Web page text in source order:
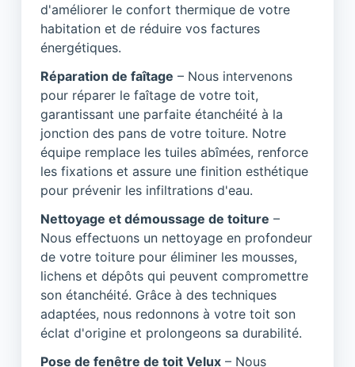
d'améliorer le confort thermique de votre
habitation et de réduire vos factures
énergétiques.
Réparation de faîtage – Nous intervenons
pour réparer le faîtage de votre toit,
garantissant une parfaite étanchéité à la
jonction des pans de votre toiture. Notre
équipe remplace les tuiles abîmées, renforce
les fixations et assure une finition esthétique
pour prévenir les infiltrations d'eau.
Nettoyage et démoussage de toiture –
Nous effectuons un nettoyage en profondeur
de votre toiture pour éliminer les mousses,
lichens et dépôts qui peuvent compromettre
son étanchéité. Grâce à des techniques
adaptées, nous redonnons à votre toit son
éclat d'origine et prolongeons sa durabilité.
Pose de fenêtre de toit Velux – Nous